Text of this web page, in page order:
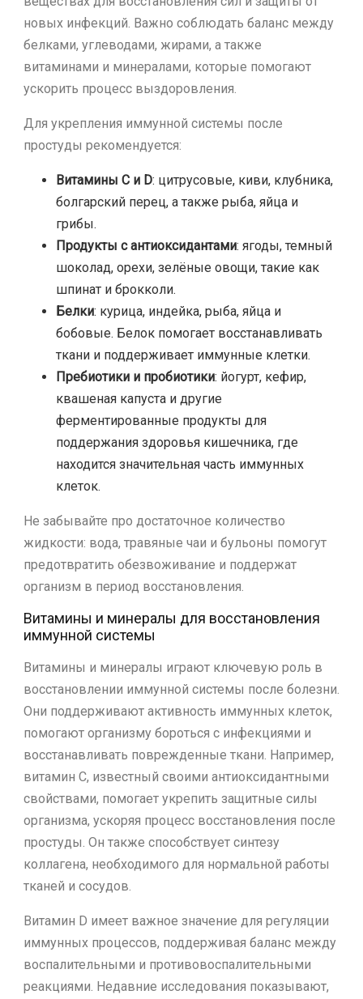
новых инфекций. Важно соблюдать баланс между
белками, углеводами, жирами, а также
витаминами и минералами, которые помогают
ускорить процесс выздоровления.
Для укрепления иммунной системы после
простуды рекомендуется:
Витамины C и D: цитрусовые, киви, клубника,
болгарский перец, а также рыба, яйца и
грибы.
Продукты с антиоксидантами: ягоды, темный
шоколад, орехи, зелёные овощи, такие как
шпинат и брокколи.
Белки: курица, индейка, рыба, яйца и
бобовые. Белок помогает восстанавливать
ткани и поддерживает иммунные клетки.
Пребиотики и пробиотики: йогурт, кефир,
квашеная капуста и другие
ферментированные продукты для
поддержания здоровья кишечника, где
находится значительная часть иммунных
клеток.
Не забывайте про достаточное количество
жидкости: вода, травяные чаи и бульоны помогут
предотвратить обезвоживание и поддержат
организм в период восстановления.
Витамины и минералы для восстановления
иммунной системы
Витамины и минералы играют ключевую роль в
восстановлении иммунной системы после болезни.
Они поддерживают активность иммунных клеток,
помогают организму бороться с инфекциями и
восстанавливать поврежденные ткани. Например,
витамин C, известный своими антиоксидантными
свойствами, помогает укрепить защитные силы
организма, ускоряя процесс восстановления после
простуды. Он также способствует синтезу
коллагена, необходимого для нормальной работы
тканей и сосудов.
Витамин D имеет важное значение для регуляции
иммунных процессов, поддерживая баланс между
воспалительными и противовоспалительными
реакциями. Недавние исследования показывают,